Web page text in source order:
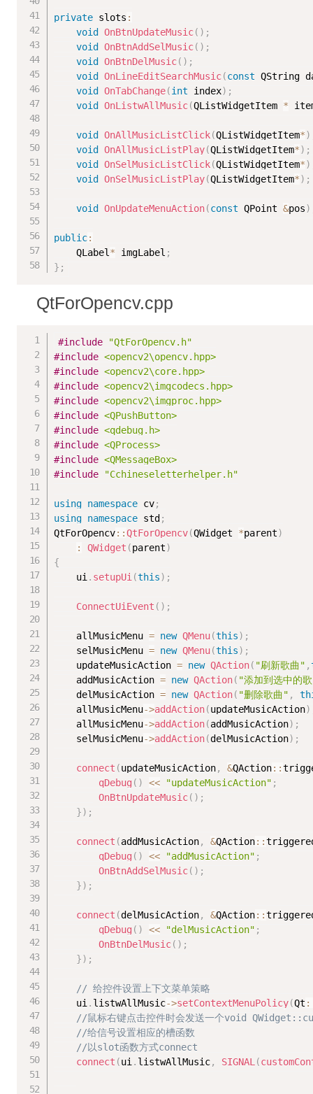
private slots :
void
OnBtnUpdateMusic( ) ;
void
OnBtnAddSelMusic( ) ;
void
OnBtnDelMusic( ) ;
void
OnLineEditSearchMusic(const QString
void
OnTabChange(int index) ;
void
OnListwAllMusic(QListWidgetItem *
void OnAllMusicListClick(QListWidgetItem*)
void
OnAllMusicListPlay(QListWidgetItem*) ;
void
OnSelMusicListClick(QListWidgetItem*)
void
OnSelMusicListPlay(QListWidgetItem*) ;
void OnUpdateMenuAction(const QPoint &pos)
public:
	QLabel
* imgLabel ;
} ;
QtForOpencv.cpp
#include
"QtForOpencv.h"
#include <opencv2\opencv.hpp>
#include <opencv2\core.hpp>
#include <opencv2\imgcodecs.hpp>
#include <opencv2\imgproc.hpp>
#include <QPushButton>
#include <qdebug.h>
#include <QProcess>
#include <QMessageBox>
#include "Cchineseletterhelper.h"
using namespace cv;
using namespace std ;
QtForOpencv::QtForOpencv(QWidget *parent)
:
QWidget (parent)
{
	ui
. setupUi(this) ;
ConnectUiEvent ( ) ;
	allMusicMenu
= new QMenu(this) ;
	selMusicMenu
= new QMenu(this) ;
	updateMusicAction
= new QAction( "刷新歌曲" ,
	addMusicAction
= new QAction( "添加到选中的
	delMusicAction
= new QAction( "删除歌曲" ,
	allMusicMenu
->addAction(updateMusicAction)
	allMusicMenu
->addAction(addMusicAction) ;
	selMusicMenu
->addAction(delMusicAction) ;
connect (updateMusicAction, &QAction::
qDebug ( ) << "updateMusicAction" ;
OnBtnUpdateMusic( ) ;
}) ;
connect (addMusicAction, &QAction::
qDebug ( ) << "addMusicAction" ;
OnBtnAddSelMusic( ) ;
}) ;
connect (delMusicAction, &QAction::
qDebug ( ) << "delMusicAction" ;
OnBtnDelMusic( ) ;
}) ;
// 给控件设置上下文菜单策略
	ui
. listwAllMusic->setContextMenuPolicy(Qt
//鼠标右键点击控件时会发送一个void
//给信号设置相应的槽函数
//以slot函数方式connect
connect (ui. listwAllMusic, SIGNAL(